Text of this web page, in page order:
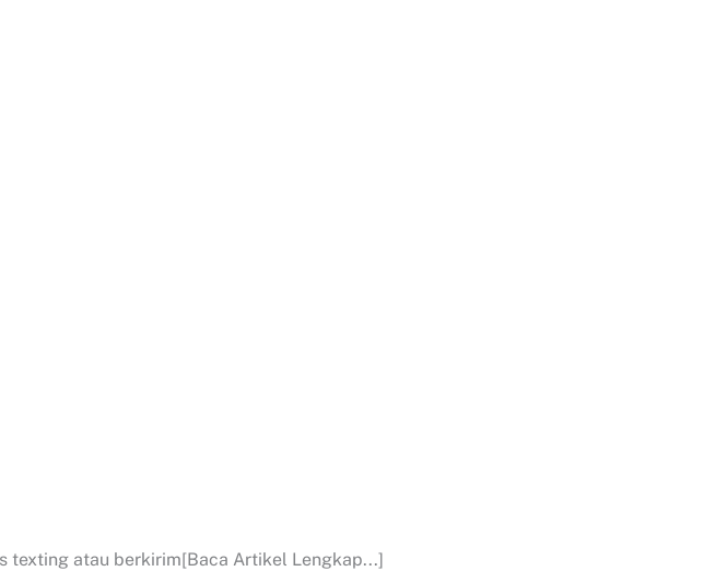
texting atau berkirim[Baca Artikel Lengkap...]